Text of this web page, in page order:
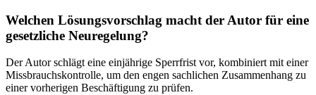
Welchen Lösungsvorschlag macht der Autor für eine
gesetzliche Neuregelung?
Der Autor schlägt eine einjährige Sperrfrist vor, kombiniert mit einer
Missbrauchskontrolle, um den engen sachlichen Zusammenhang zu
einer vorherigen Beschäftigung zu prüfen.